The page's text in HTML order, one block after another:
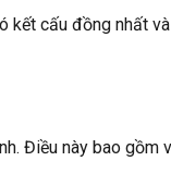
kết cấu đồng nhất
Điều này bao